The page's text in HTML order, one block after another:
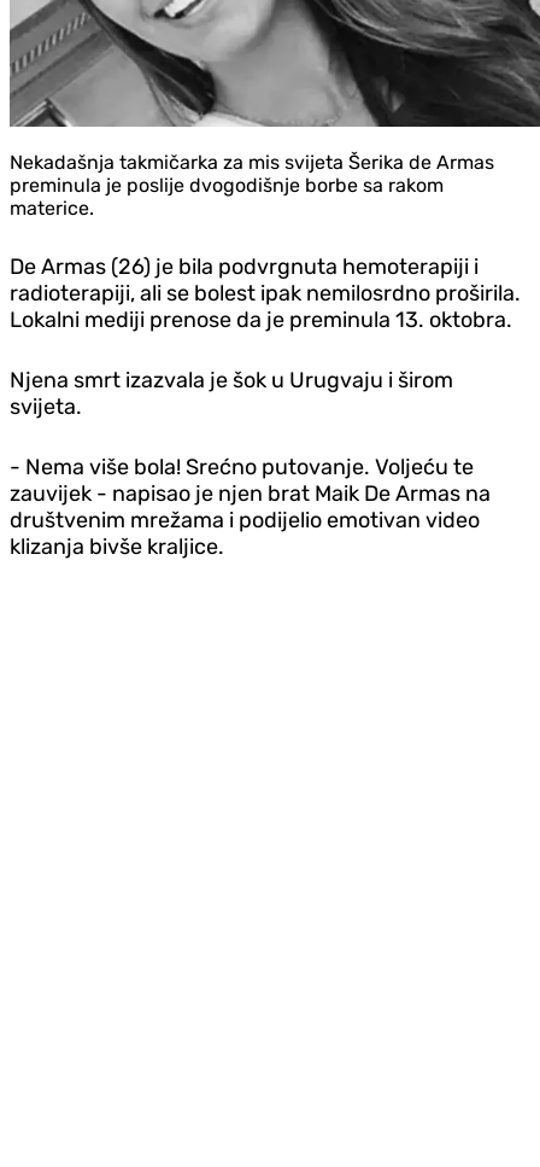
Nekadašnja takmičarka za mis svijeta Šerika de Armas
preminula je poslije dvogodišnje borbe sa rakom
materice.
De Armas (26) je bila podvrgnuta hemoterapiji i
radioterapiji, ali se bolest ipak nemilosrdno proširila.
Lokalni mediji prenose da je preminula 13. oktobra.
Njena smrt izazvala je šok u Urugvaju i širom
svijeta.
- Nema više bola! Srećno putovanje. Voljeću te
zauvijek - napisao je njen brat Maik De Armas na
društvenim mrežama i podijelio emotivan video
klizanja bivše kraljice.